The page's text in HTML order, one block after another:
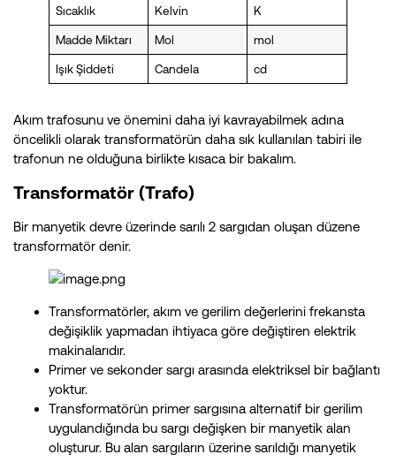
Sıcaklık Kelvin K
Madde Miktarı Mol mol
Işık Şiddeti Candela cd
Akım trafosunu ve önemini daha iyi kavrayabilmek adına
öncelikli olarak transformatörün daha sık kullanılan tabiri ile
trafonun ne olduğuna birlikte kısaca bir bakalım.
Transformatör (Trafo)
Bir manyetik devre üzerinde sarılı 2 sargıdan oluşan düzene
transformatör denir.
Transformatörler, akım ve gerilim değerlerini frekansta
değişiklik yapmadan ihtiyaca göre değiştiren elektrik
makinalarıdır.
Primer ve sekonder sargı arasında elektriksel bir bağlantı
yoktur.
Transformatörün primer sargısına alternatif bir gerilim
uygulandığında bu sargı değişken bir manyetik alan
oluşturur. Bu alan sargıların üzerine sarıldığı manyetik